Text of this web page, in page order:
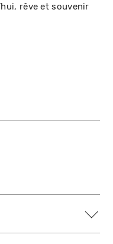
rêve et souvenir